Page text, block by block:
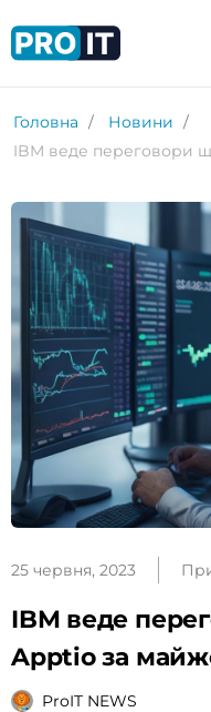
Головна
Новини
25 червня, 2023
IBM веде
Apptio за
ProIT NEWS